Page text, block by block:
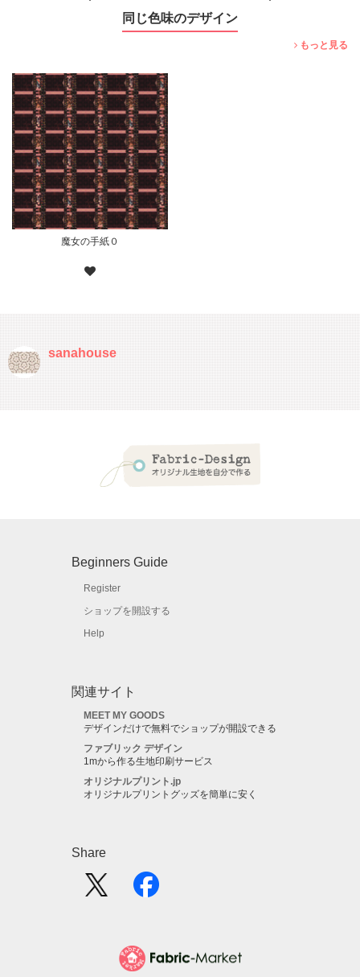
同じ色味のデザイン
もっと見る
魔女の手紙０
sanahouse
Beginners Guide
Register
ショップを開設する
Help
関連サイト
MEET MY GOODS
デザインだけで無料でショップが開設できる
ファブリック デザイン
1mから作る生地印刷サービス
オリジナルプリント.jp
オリジナルプリントグッズを簡単に安く
Share